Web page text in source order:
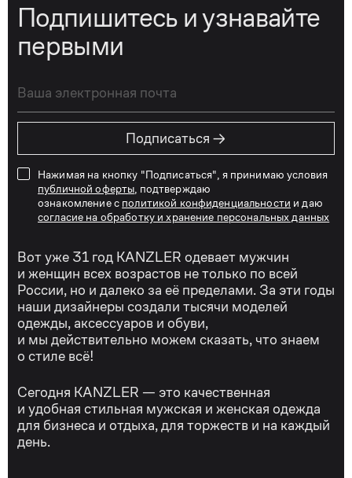
Подпишитесь и узнавайте
первыми
Подписаться →
Нажимая на кнопку "Подписаться", я принимаю условия
публичной оферты , подтверждаю
ознакомление с политикой конфиденциальности и даю
согласие на обработку и хранение персональных данных
Вот уже 31 год KANZLER одевает мужчин
и женщин всех возрастов не только по всей
России, но и далеко за её пределами. За эти годы
наши дизайнеры создали тысячи моделей
одежды, аксессуаров и обуви,
и мы действительно можем сказать, что знаем
о стиле всё!
Сегодня KANZLER — это качественная
и удобная стильная мужская и женская одежда
для бизнеса и отдыха, для торжеств и на каждый
день.